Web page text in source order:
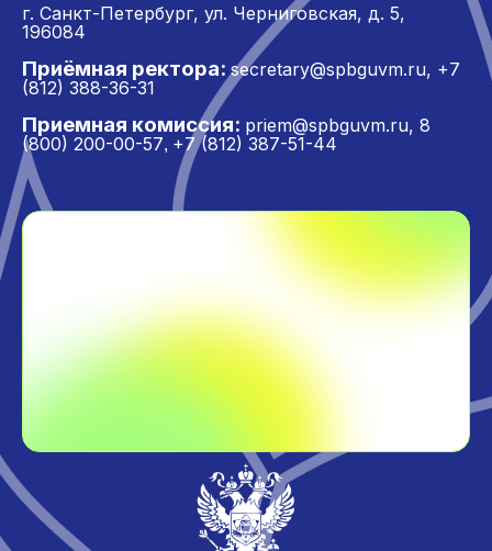
г. Санкт-Петербург, ул. Черниговская, д. 5,
196084
Приёмная ректора: secretary@spbguvm.ru, +7
(812) 388-36-31
Приемная комиссия: priem@spbguvm.ru, 8
(800) 200-00-57, +7 (812) 387-51-44